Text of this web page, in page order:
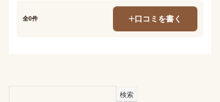
全0件 口コミを書く
検索